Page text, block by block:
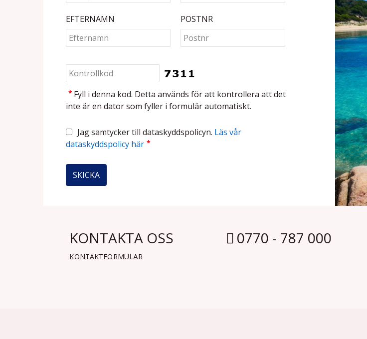
EFTERNAMN POSTNR
* Fyll i denna kod. Detta används för att kontrollera att det
inte är en dator som fyller i formulär automatiskt.
Jag samtycker till dataskyddspolicyn. Läs vår
dataskyddspolicy här *
KONTAKTA OSS
KONTAKTFORMULÄR
0770 - 787 000